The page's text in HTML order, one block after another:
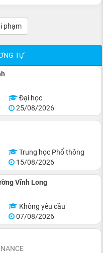
(0)
TỰ
Đại học
25/08/2026
Trung học Phổ thông
15/08/2026
Vĩnh Long
Không yêu cầu
07/08/2026